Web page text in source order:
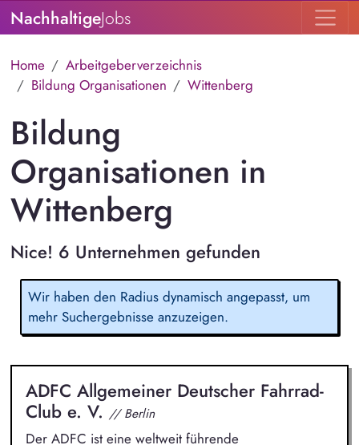
NachhaltigeJobs
Home
Arbeitgeberverzeichnis
Bildung Organisationen
Wittenberg
Bildung
Organisationen in
Wittenberg
Nice! 6 Unternehmen gefunden
Wir haben den Radius dynamisch angepasst, um
mehr Suchergebnisse anzuzeigen.
ADFC Allgemeiner Deutscher Fahrrad-
Club e. V. // Berlin
Der ADFC ist eine weltweit führende